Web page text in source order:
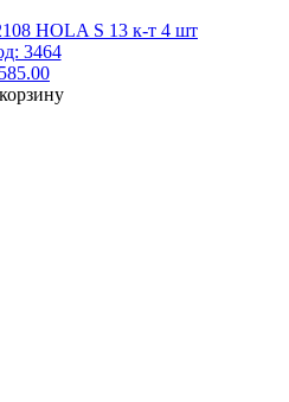
HOLA S 13 к-т 4 шт
3464
585.00